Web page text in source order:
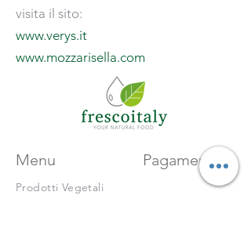
visita il sito:
www.verys.it
www.mozzarisella.com
Menu Pagamenti
Prodotti Vegetali